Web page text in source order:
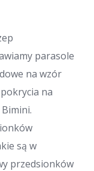
parasole
na wzór
na
są w
przedsionków